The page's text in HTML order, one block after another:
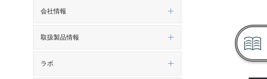
会社情報
取扱製品情報
ラボ